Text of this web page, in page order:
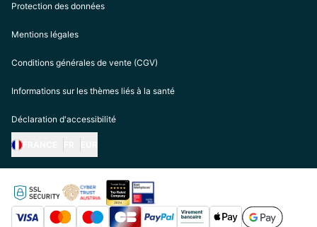
Protection des données
Mentions légales
Conditions générales de vente (CGV)
Informations sur les thèmes liés à la santé
Déclaration d'accessibilité
https://biogena.com/de-at
https://biogena.com/de-de
https://biogena.com/de-ch
https://biogena.com/it-it